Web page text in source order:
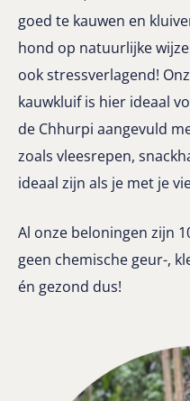
goed te kauwen en
hond op natuurlijke
ook stressverlagend!
kauwkluif is hier ideaal
de Chhurpi aangevuld
zoals vleesrepen,
ideaal zijn als je met je
Al onze beloningen zijn
geen chemische geur-,
én gezond dus!